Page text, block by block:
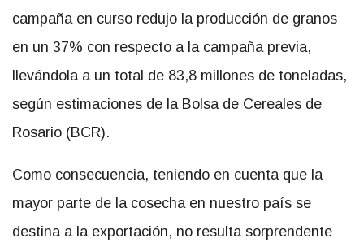
campaña en curso redujo la producción de granos
en un 37% con respecto a la campaña previa,
llevándola a un total de 83,8 millones de toneladas,
según estimaciones de la Bolsa de Cereales de
Rosario (BCR).
Como consecuencia, teniendo en cuenta que la
mayor parte de la cosecha en nuestro país se
destina a la exportación, no resulta sorprendente